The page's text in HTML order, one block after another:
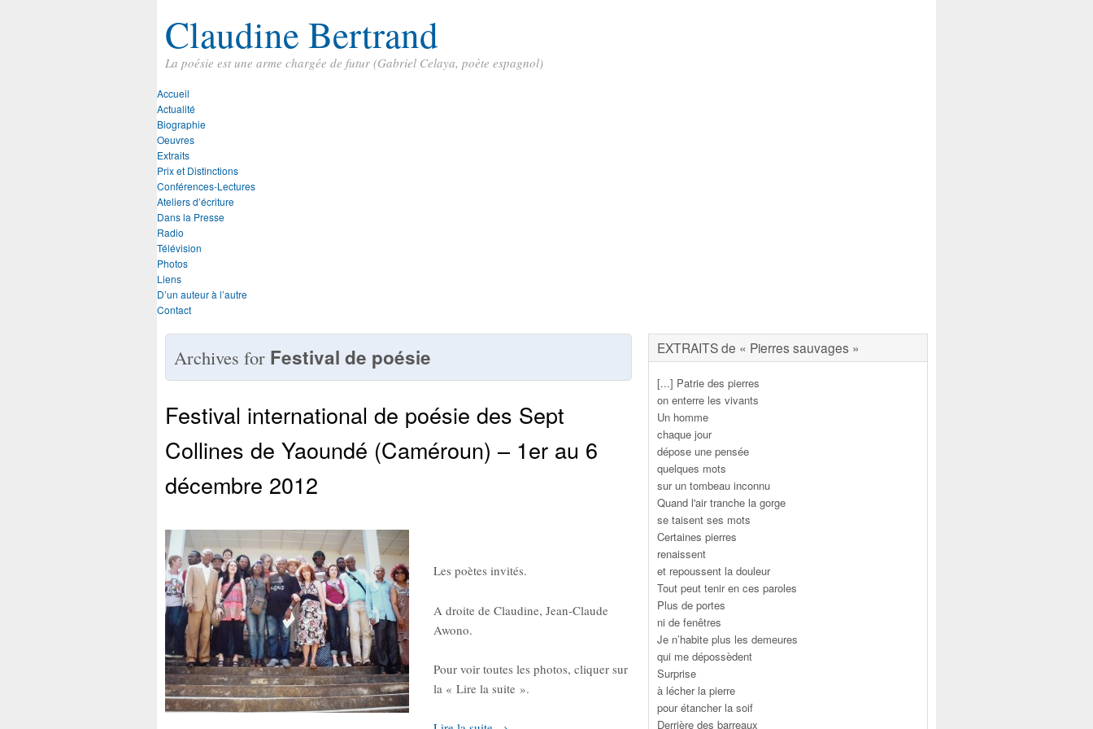
Claudine Bertrand
La poésie est une arme chargée de futur (Gabriel Celaya, poète espagnol)
Accueil
Actualité
Biographie
Oeuvres
Extraits
Prix et Distinctions
Conférences-Lectures
Ateliers d’écriture
Dans la Presse
Radio
Télévision
Photos
Liens
D’un auteur à l’autre
Contact
Archives for Festival de poésie
Festival international de poésie des Sept
Collines de Yaoundé (Caméroun) – 1er au 6
décembre 2012
Les poètes invités.
A droite de Claudine, Jean-Claude
Awono.
Pour voir toutes les photos, cliquer sur
la « Lire la suite ».
EXTRAITS de « Pierres sauvages »
[...] Patrie des pierres
on enterre les vivants
Un homme
chaque jour
dépose une pensée
quelques mots
sur un tombeau inconnu
Quand l'air tranche la gorge
se taisent ses mots
Certaines pierres
renaissent
et repoussent la douleur
Tout peut tenir en ces paroles
Plus de portes
ni de fenêtres
Je n’habite plus les demeures
qui me dépossèdent
Surprise
à lécher la pierre
pour étancher la soif
Derrière des barreaux